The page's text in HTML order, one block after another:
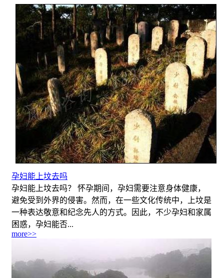
孕妇能上坟去吗
孕妇能上坟去吗？ 怀孕期间，孕妇需要注意身体健康，
避免受到外界的侵害。然而，在一些文化传统中，上坟是
一种表达敬意和纪念先人的方式。因此，不少孕妇和家属
困惑，孕妇能否...
more>>